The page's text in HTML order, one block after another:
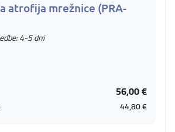
atrofija mrežnice (PRA-
4-5 dni
56,00 €
44,80 €